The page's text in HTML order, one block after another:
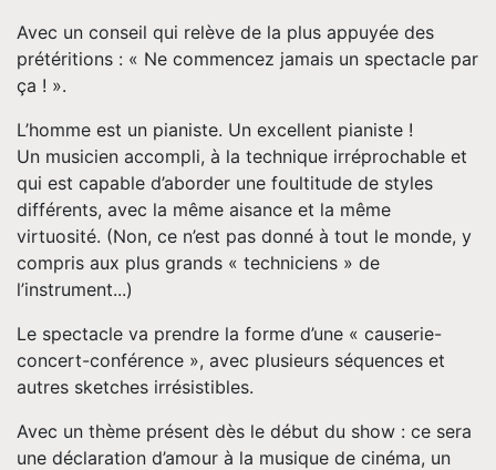
Contact
Avec un conseil qui relève de la plus appuyée des
prétéritions : « Ne commencez jamais un spectacle par
ça ! ».
L’homme est un pianiste. Un excellent pianiste !
Un musicien accompli, à la technique irréprochable et
qui est capable d’aborder une foultitude de styles
différents, avec la même aisance et la même
virtuosité. (Non, ce n’est pas donné à tout le monde, y
compris aux plus grands « techniciens » de
l’instrument...)
Le spectacle va prendre la forme d’une « causerie-
concert-conférence », avec plusieurs séquences et
autres sketches irrésistibles.
Avec un thème présent dès le début du show : ce sera
une déclaration d’amour à la musique de cinéma, un